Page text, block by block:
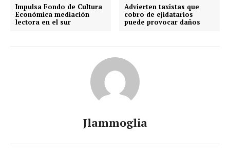
Impulsa Fondo de Cultura
Económica mediación
lectora en el sur
Advierten taxistas que
cobro de ejidatarios
puede provocar daños
Jlammoglia